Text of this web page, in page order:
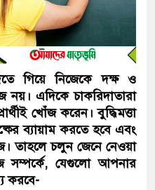
গিয়ে নিজেকে দক্ষ ও
নয়। এদিকে চাকরিদাতারা
খোঁজ করেন। বুদ্ধিমত্তা
ব্যায়াম করতে হবে এবং
তাহলে চলুন জেনে নেওয়া
সম্পর্কে, যেগুলো আপনার
করবে-